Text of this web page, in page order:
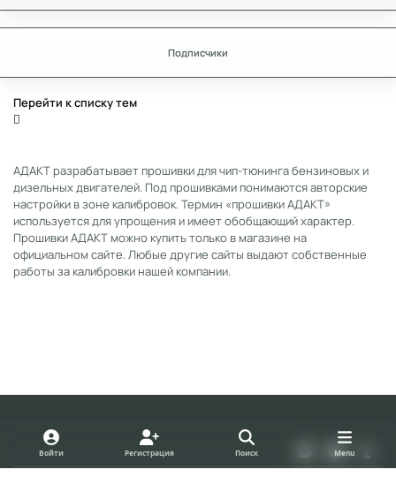
Подписчики
Перейти к списку тем
АДАКТ разрабатывает прошивки для чип-тюнинга бензиновых и
дизельных двигателей. Под прошивками понимаются авторские
настройки в зоне калибровок. Термин «прошивки АДАКТ»
используется для упрощения и имеет обобщающий характер.
Прошивки АДАКТ можно купить только в магазине на
официальном сайте. Любые другие сайты выдают собственные
работы за калибровки нашей компании.
Light ModeDark ModeSystem Preference
k
o
t
u
Войти Регистрация Поиск Menu